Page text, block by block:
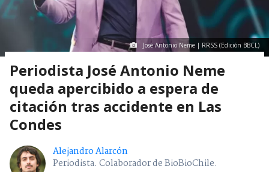
José Antonio Neme | RRSS (Edición BBCL)
Periodista José Antonio Neme
queda apercibido a espera de
citación tras accidente en Las
Condes
Alejandro Alarcón
Periodista. Colaborador de BioBioChile.